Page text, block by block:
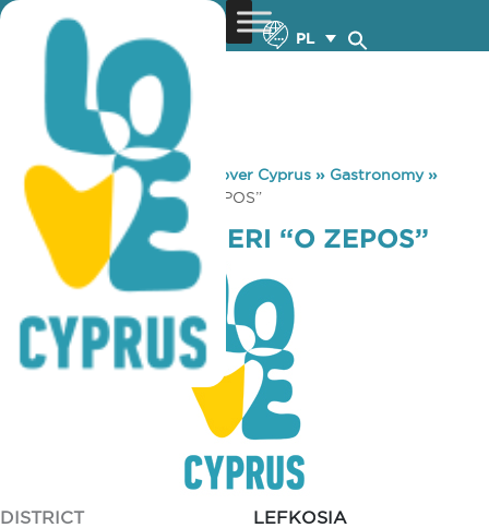
PL
You are here: Home »Discover Cyprus » Gastronomy»
MAGEIREIO-OUZERI “O ZEPOS”
MAGEIREIO-OUZERI “O ZEPOS”
DISTRICT
LEFKOSIA